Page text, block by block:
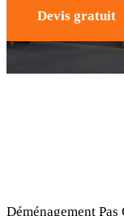
Devis gratuit
Déménagement